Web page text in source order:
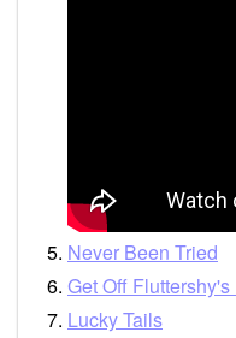
Never Been Tried
Get Off Fluttershy's
Lucky Tails